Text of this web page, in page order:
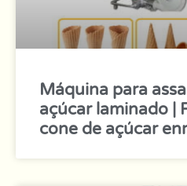
Máquina para
açúcar laminado |
cone de açúcar